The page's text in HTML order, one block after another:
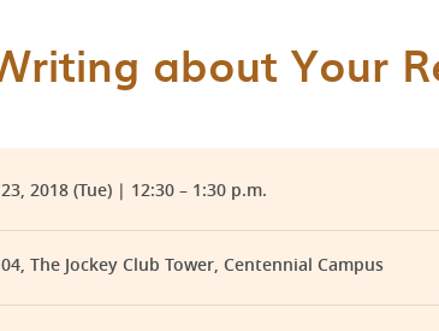
about Your
2018 (Tue) | 12:30 – 1:30 p.m.
The Jockey Club Tower, Centennial Campus